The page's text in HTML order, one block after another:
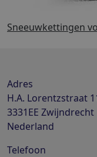
Sneeuwkettingen
Adres
H.A. Lorentzstraat
3331EE Zwijndrecht
Nederland
Telefoon